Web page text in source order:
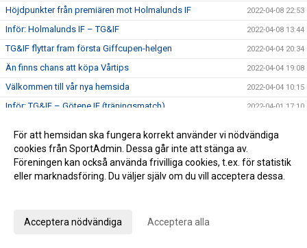
Höjdpunkter från premiären mot Holmalunds IF 2022-04-08 22:53
Inför: Holmalunds IF – TG&IF 2022-04-08 13:44
TG&IF flyttar fram första Giffcupen-helgen 2022-04-04 20:34
Än finns chans att köpa Vårtips 2022-04-04 19:08
Välkommen till vår nya hemsida 2022-04-04 10:15
Inför: TG&IF – Götene IF (träningsmatch) 2022-04-01 17:10
INFO Nya huvudentrèn
Entrèn 2022-03-15 08:41
Inför: Husqvarna FF – TG&IF
Inför: TG&IF – Vänersborgs FK (träningsmatch)
För att hemsidan ska fungera korrekt använder vi nödvändiga
cookies från SportAdmin. Dessa går inte att stänga av.
Föreningen kan också använda frivilliga cookies, t.ex. för statistik
eller marknadsföring. Du väljer själv om du vill acceptera dessa.
Acceptera nödvändiga Acceptera alla